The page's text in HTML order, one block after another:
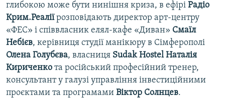
глибокою може бути нинішня криза, в ефірі Радіо
Крим.Реаліїрозповідають директор арт-центру
«ФЕС» і співвласник елял-кафе «Диван» Смаїл
Небієв, керівниця студії манікюру в Сімферополі
Олена Голубєва, власниця Sudak Hostel Наталія
Кириченко та російський професійний тренер,
консультант у галузі управління інвестиційними
проєктами та програмами Віктор Солнцев.